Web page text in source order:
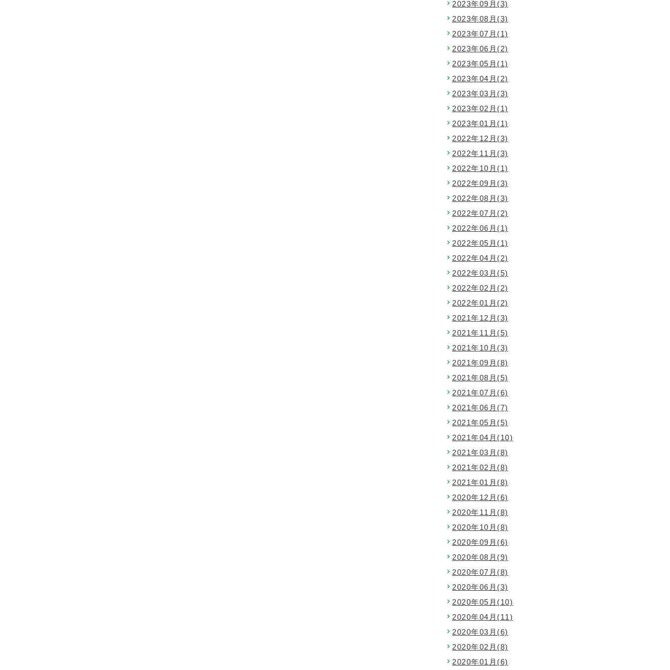
2023年09月(3)
2023年08月(3)
2023年07月(1)
2023年06月(2)
2023年05月(1)
2023年04月(2)
2023年03月(3)
2023年02月(1)
2023年01月(1)
2022年12月(3)
2022年11月(3)
2022年10月(1)
2022年09月(3)
2022年08月(3)
2022年07月(2)
2022年06月(1)
2022年05月(1)
2022年04月(2)
2022年03月(5)
2022年02月(2)
2022年01月(2)
2021年12月(3)
2021年11月(5)
2021年10月(3)
2021年09月(8)
2021年08月(5)
2021年07月(6)
2021年06月(7)
2021年05月(5)
2021年04月(10)
2021年03月(8)
2021年02月(8)
2021年01月(8)
2020年12月(6)
2020年11月(8)
2020年10月(8)
2020年09月(6)
2020年08月(9)
2020年07月(8)
2020年06月(3)
2020年05月(10)
2020年04月(11)
2020年03月(6)
2020年02月(8)
2020年01月(6)